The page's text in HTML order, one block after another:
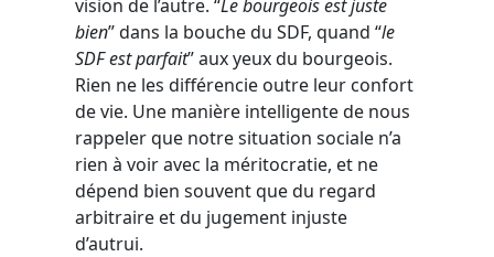
vision de l’autre. “Le bourgeois est juste
bien” dans la bouche du SDF, quand “le
SDF est parfait” aux yeux du bourgeois.
Rien ne les différencie outre leur confort
de vie. Une manière intelligente de nous
rappeler que notre situation sociale n’a
rien à voir avec la méritocratie, et ne
dépend bien souvent que du regard
arbitraire et du jugement injuste
d’autrui.